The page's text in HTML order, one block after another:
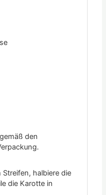
den
Streifen, halbiere die
die Karotte in